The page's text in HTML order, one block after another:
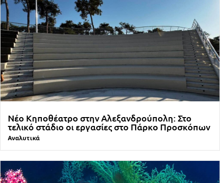
Νέο Κηποθέατρο στην Αλεξανδρούπολη: Στο
τελικό στάδιο οι εργασίες στο Πάρκο Προσκόπων
Αναλυτικά